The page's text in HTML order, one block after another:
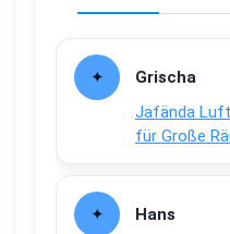
Grischa
Jafända
für Große
Hans